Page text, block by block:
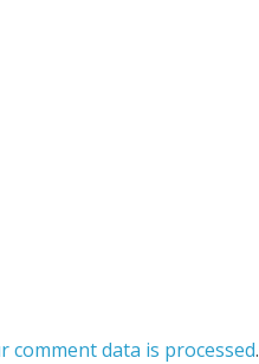
comment data is processed.